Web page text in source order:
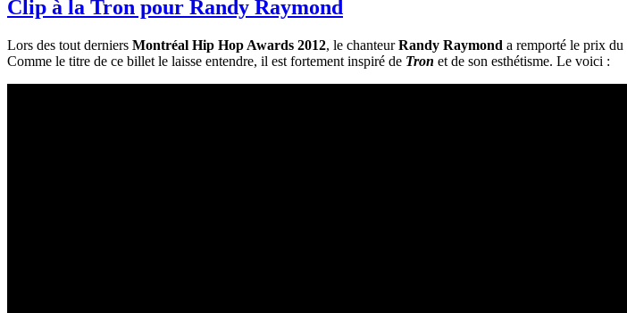
Clip à la Tron pour Randy Raymond
Lors des tout derniers Montréal Hip Hop Awards 2012, le chanteurRandy Raymond a remporté le prix du
Comme le titre de ce billet le laisse entendre, il est fortement inspiré de Tron et de son esthétisme. Le voici :